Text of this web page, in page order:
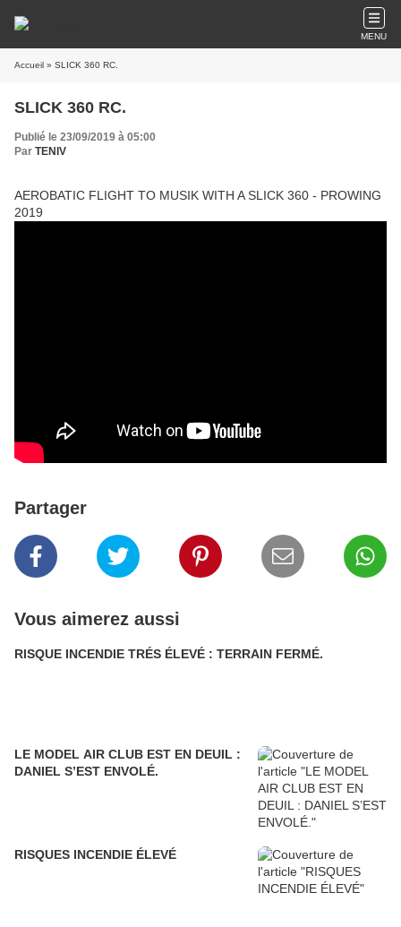
MENU
Accueil » SLICK 360 RC.
SLICK 360 RC.
Publié le 23/09/2019 à 05:00
Par TENIV
AEROBATIC FLIGHT TO MUSIK WITH A SLICK 360 - PROWING
2019
Partager
Vous aimerez aussi
RISQUE INCENDIE TRÉS ÉLEVÉ : TERRAIN FERMÉ.
LE MODEL AIR CLUB EST EN DEUIL :
DANIEL S’EST ENVOLÉ.
RISQUES INCENDIE ÉLEVÉ